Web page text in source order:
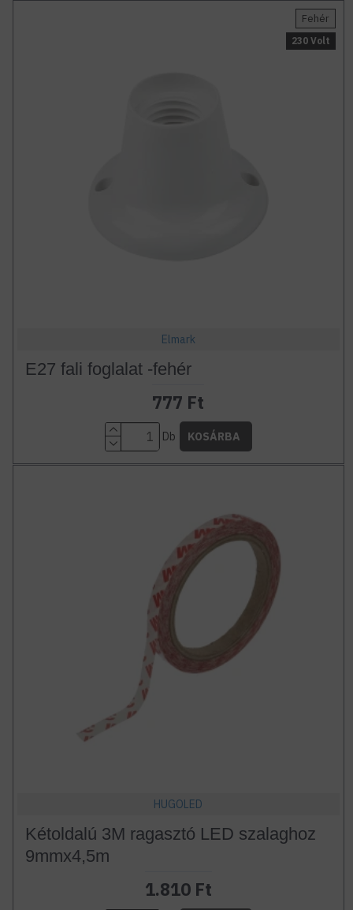
Fehér
230 Volt
Elmark
E27 fali foglalat -fehér
777 Ft
Db KOSÁRBA
HUGOLED
Kétoldalú 3M ragasztó LED szalaghoz
9mmx4,5m
1.810 Ft